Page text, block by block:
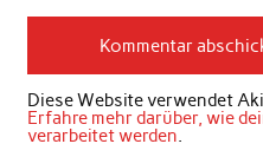
Diese Website verwendet
Erfahre mehr darüber, wie
verarbeitet werden.